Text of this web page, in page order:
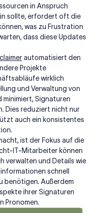
in Anspruch
sollte, erfordert oft die
was zu Frustration
dass diese Updates
automatisiert den
Projekte
wirklich
und Verwaltung von
Signaturen
Dies reduziert nicht nur
auch ein konsistentes
ist der Fokus auf die
IT-Mitarbeiter können
verwalten und Details wie
schnell
benötigen. Außerdem
ihrer Signaturen
Pronomen.